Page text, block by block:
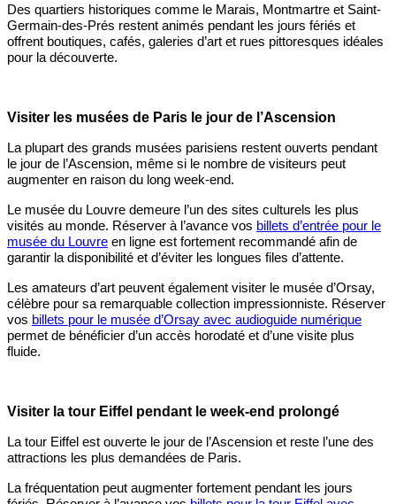
Des quartiers historiques comme le Marais, Montmartre et Saint-
Germain-des-Prés restent animés pendant les jours fériés et
offrent boutiques, cafés, galeries d’art et rues pittoresques idéales
pour la découverte.
Visiter les musées de Paris le jour de l’Ascension
La plupart des grands musées parisiens restent ouverts pendant
le jour de l’Ascension, même si le nombre de visiteurs peut
augmenter en raison du long week-end.
Le musée du Louvre demeure l’un des sites culturels les plus
visités au monde. Réserver à l’avance vos billets d’entrée pour le
musée du Louvre en ligne est fortement recommandé afin de
garantir la disponibilité et d’éviter les longues files d’attente.
Les amateurs d’art peuvent également visiter le musée d’Orsay,
célèbre pour sa remarquable collection impressionniste. Réserver
vos billets pour le musée d’Orsay avec audioguide numérique
permet de bénéficier d’un accès horodaté et d’une visite plus
fluide.
Visiter la tour Eiffel pendant le week-end prolongé
La tour Eiffel est ouverte le jour de l’Ascension et reste l’une des
attractions les plus demandées de Paris.
La fréquentation peut augmenter fortement pendant les jours